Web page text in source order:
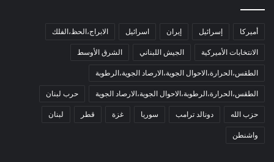
أميركا إسرائيل إيران اسرائيل الابراج،الحظ،الفلك
الانتخابات الأميركية الجيش اللبناني الشرق الأوسط
الطقس،الحرارة،الاحوال الجوية،الارصاد الجوية،الرطوبة
الطقس،الحرارة،الرطوبة،الاحوال الجوية،الارصاد الجوية حرب لبنان
حزب الله دونالد ترامب سوريا غزة قطر لبنان
واشنطن